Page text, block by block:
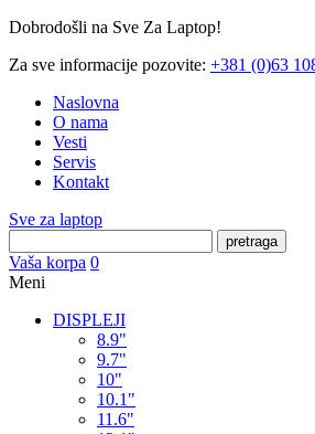
Dobrodošli na Sve Za Laptop!
Za sve informacije pozovite: +381 (0)63
Naslovna
O nama
Vesti
Servis
Kontakt
Sve za laptop
pretraga
Vaša korpa 0
Meni
DISPLEJI
8.9"
9.7"
10"
10.1"
11.6"